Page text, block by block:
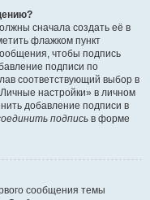
сначала создать её в
флажком пункт
чтобы подпись
подписи по
соответствующий выбор в
настройки» в личном
добавление подписи в
подпись в форме
сообщения темы